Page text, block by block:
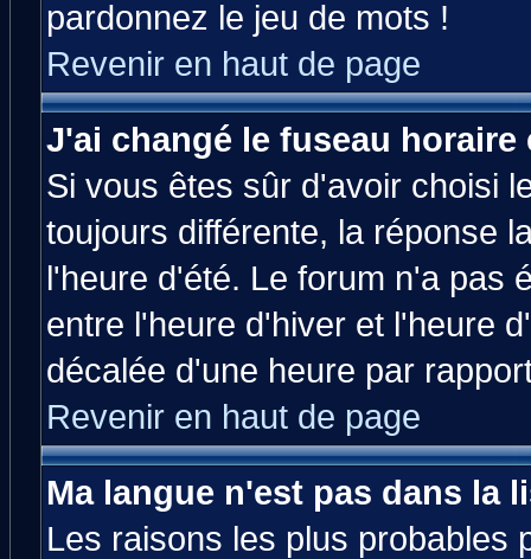
pardonnez le jeu de mots !
Revenir en haut de page
J'ai changé le fuseau
Si vous êtes sûr d'avoir choisi
toujours différente, la réponse
l'heure d'été. Le forum n'a pas
entre l'heure d'hiver et l'heure
décalée d'une heure par
Revenir en haut de page
Ma langue n'est pas dans la
Les raisons les plus probables